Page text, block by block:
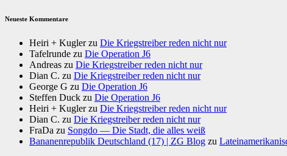
Neueste Kommentare
Heiri + Kuglerzu Die Kriegstreiber reden nicht nur
Tafelrunde zu Die Operation J6
Andreas zu Die Kriegstreiber reden nicht nur
Dian C. zu Die Kriegstreiber reden nicht nur
George G zu Die Operation J6
Steffen Duck zu Die Operation J6
Heiri + Kuglerzu Die Kriegstreiber reden nicht nur
Dian C. zu Die Kriegstreiber reden nicht nur
FraDa zu Songdo — Die Stadt, die alles weiß
Bananenrepublik Deutschland (17) | ZG Blog zu